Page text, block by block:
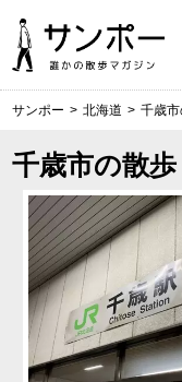
サンポー > 北海道 > 千歳
千歳市の散歩